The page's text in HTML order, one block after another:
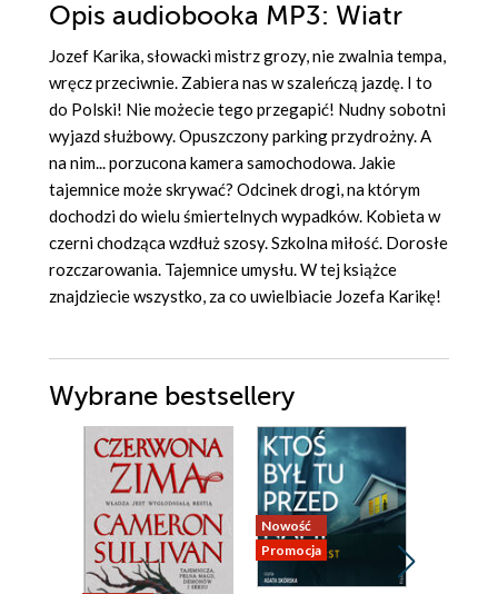
Opis audiobooka MP3: Wiatr
Jozef Karika, słowacki mistrz grozy, nie zwalnia tempa,
wręcz przeciwnie. Zabiera nas w szaleńczą jazdę. I to
do Polski! Nie możecie tego przegapić! Nudny sobotni
wyjazd służbowy. Opuszczony parking przydrożny. A
na nim... porzucona kamera samochodowa. Jakie
tajemnice może skrywać? Odcinek drogi, na którym
dochodzi do wielu śmiertelnych wypadków. Kobieta w
czerni chodząca wzdłuż szosy. Szkolna miłość. Dorosłe
rozczarowania. Tajemnice umysłu. W tej książce
znajdziecie wszystko, za co uwielbiacie Jozefa Karikę!
Wybrane bestsellery
Nowość
Promocja